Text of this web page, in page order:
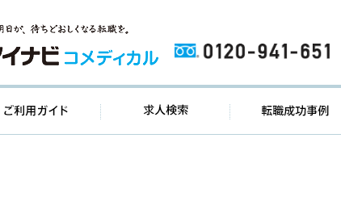
ページ ご利用ガイド 求人検索